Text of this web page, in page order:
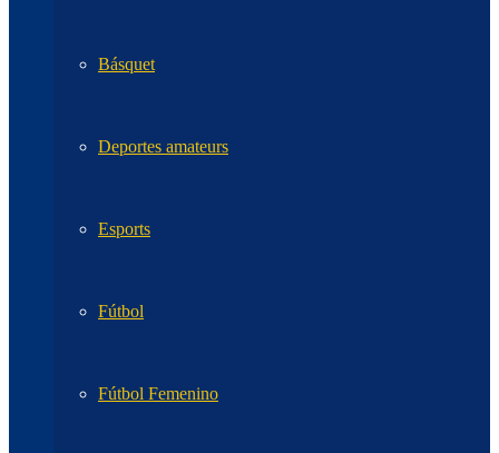
Básquet
Deportes amateurs
Esports
Fútbol
Fútbol Femenino